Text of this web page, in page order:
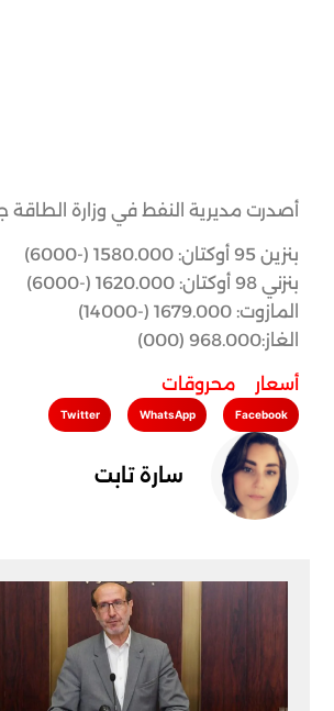
أصدرت مديرية النفط في وزارة الطاقة
بنزين 95 أوكتان: 1580.000 (-6000)
بنزني 98 أوكتان: 1620.000 (-6000)
المازوت: 1679.000 (-14000)
الغاز:968.000 (000)
أسعار محروقات
Facebook
WhatsApp
Twitter
سارة تابت